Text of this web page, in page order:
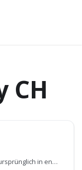
CH
Diese Nutzungsbedingungen wurden ursprünglich in englischer Sprache abgefasst. Beide Sprachfassungen sind gleichermassen verbindlich; im Falle von Abweichungen oder Widersprüchen zwischen den Fassungen ist jedoch die englische Fassung massgebend.